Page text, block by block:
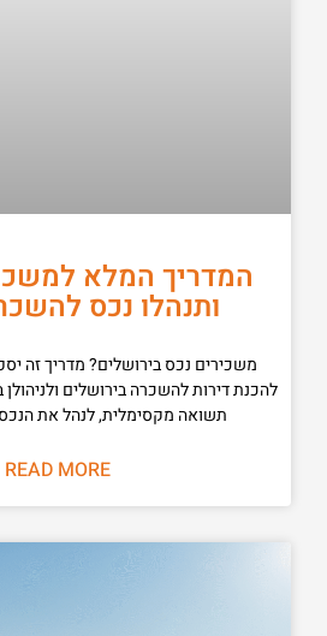
המדריך המלא
ותנהלו נכס
משכירים נכס בירושלים? מדריך זה
להכנת דירות להשכרה בירושלים
תשואה מקסימלית, לנהל את הנכס
READ MORE